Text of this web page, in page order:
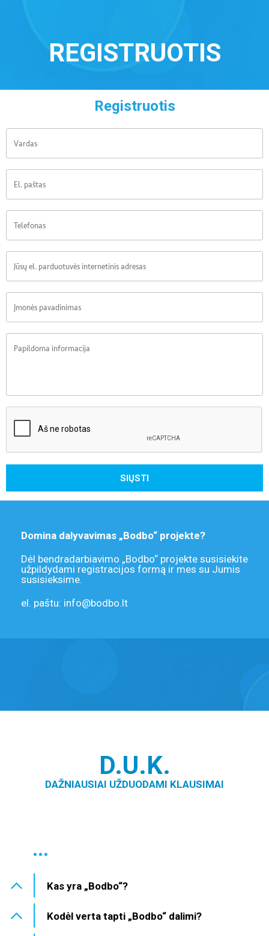
REGISTRUOTIS
Registruotis
Vardas
El. paštas
Telefonas
Jūsų el. parduotuvės internetinis adresas
Įmonės pavadinimas
Papildoma informacija
SIŲSTI
Domina dalyvavimas „Bodbo“ projekte?
Dėl bendradarbiavimo „Bodbo“ projekte susisiekite
užpildydami registracijos formą ir mes su Jumis
susisieksime.
el. paštu: info@bodbo.lt
D.U.K.
DAŽNIAUSIAI UŽDUODAMI KLAUSIMAI
...
Kas yra „Bodbo“?
Kodėl verta tapti „Bodbo“ dalimi?